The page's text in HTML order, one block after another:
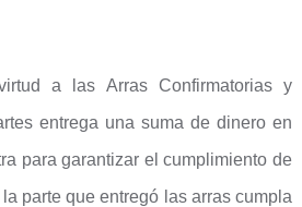
a las Arras Confirmatorias y
entrega una suma de dinero en
para garantizar el cumplimiento de
parte que entregó las arras cumpla